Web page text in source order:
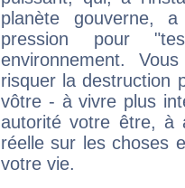
planète gouverne,
pression pour
environnement.
risquer la destruction
vôtre - à vivre plus
autorité votre être, à
réelle sur les choses
votre vie.